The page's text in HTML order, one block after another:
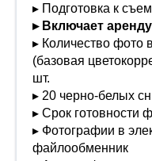
▸ Подготовка к
▸ Включает
▸ Количество фото
(базовая
шт.
▸ 20 черно-белых
▸ Срок готовности
▸ Фотографии в
файлообменник